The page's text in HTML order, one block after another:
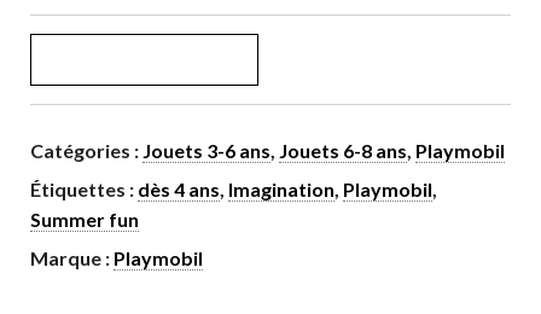
Catégories : Jouets 3-6 ans Jouets 6-8 ans Playmobil
Étiquettes : dès 4 ans Imagination Playmobil
Summer fun
Marque : Playmobil